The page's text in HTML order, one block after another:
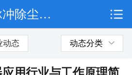
公司简介
脉冲除尘器应用行业与工作原理简介
动态 动态分类